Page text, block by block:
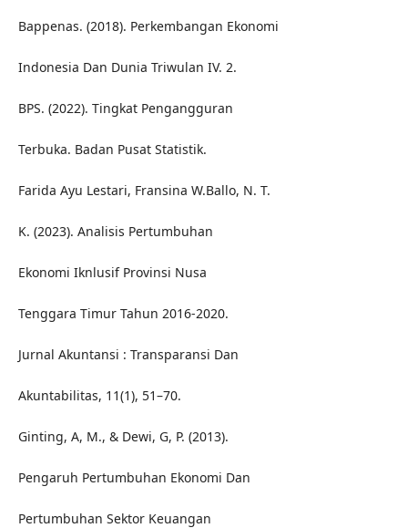
Bappenas. (2018). Perkembangan Ekonomi
Indonesia Dan Dunia Triwulan IV. 2.
BPS. (2022). Tingkat Pengangguran
Terbuka. Badan Pusat Statistik.
Farida Ayu Lestari, Fransina W.Ballo, N. T.
K. (2023). Analisis Pertumbuhan
Ekonomi Iknlusif Provinsi Nusa
Tenggara Timur Tahun 2016-2020.
Jurnal Akuntansi : Transparansi Dan
Akuntabilitas, 11(1), 51–70.
Ginting, A, M., & Dewi, G, P. (2013).
Pengaruh Pertumbuhan Ekonomi Dan
Pertumbuhan Sektor Keuangan